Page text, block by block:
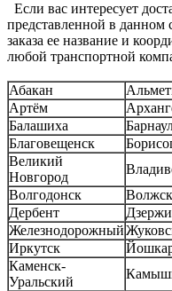
Если вас интересует
представленной в
заказа ее название и
любой транспортной
Абакан
Артём
Балашиха
Благовещенск
Великий
Новгород
Волгодонск
Дербент
Железнодорожный
Иркутск
Каменск-
Уральский